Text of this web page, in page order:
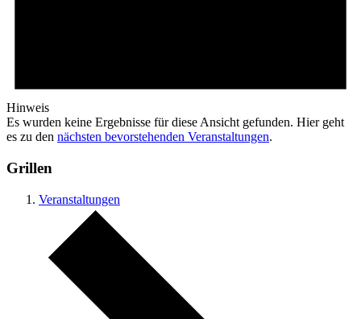
Hinweis
Es wurden keine Ergebnisse für diese Ansicht gefunden. Hier geht
es zu den nächsten bevorstehenden Veranstaltungen.
Grillen
Veranstaltungen